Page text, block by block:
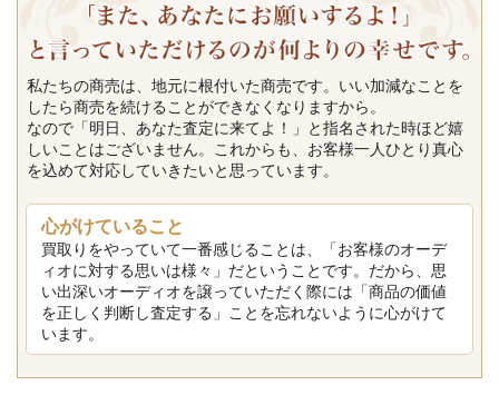
私たちの商売は、地元に根付いた商売です。いい加減なことを
したら商売を続けることができなくなりますから。
なので「明日、あなた査定に来てよ！」と指名された時ほど嬉
しいことはございません。これからも、お客様一人ひとり真心
を込めて対応していきたいと思っています。
心がけていること
買取りをやっていて一番感じることは、「お客様のオーデ
ィオに対する思いは様々」だということです。だから、思
い出深いオーディオを譲っていただく際には「商品の価値
を正しく判断し査定する」ことを忘れないように心がけて
います。